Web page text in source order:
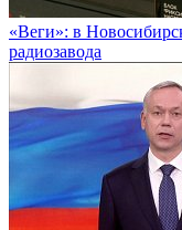
«Веги»: в
радиозавода